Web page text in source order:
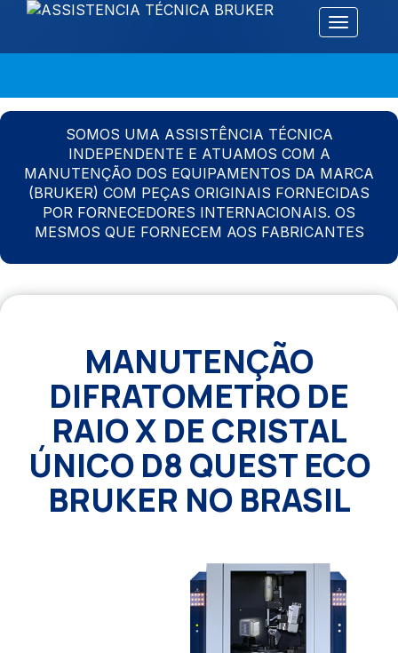
Alternar
SOMOS UMA ASSISTÊNCIA TÉCNICA
INDEPENDENTE E ATUAMOS COM A
MANUTENÇÃO DOS EQUIPAMENTOS DA MARCA
(BRUKER) COM PEÇAS ORIGINAIS FORNECIDAS
POR FORNECEDORES INTERNACIONAIS. OS
MESMOS QUE FORNECEM AOS FABRICANTES
MANUTENÇÃO
DIFRATOMETRO DE
RAIO X DE CRISTAL
ÚNICO D8 QUEST ECO
BRUKER NO BRASIL